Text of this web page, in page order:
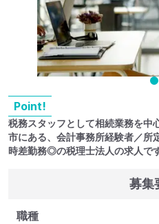
Point!
税務スタッフとして相続業務を中
市にある、会計事務所経験者／所
時差勤務◎の税理士法人の求人です
募集
職種